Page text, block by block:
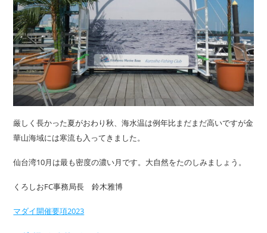
厳しく長かった夏がおわり秋、海水温は例年比まだまだ高いですが金
華山海域には寒流も入ってきました。
仙台湾10月は最も密度の濃い月です。大自然をたのしみましょう。
くろしおFC事務局長 鈴木雅博
マダイ開催要項2023